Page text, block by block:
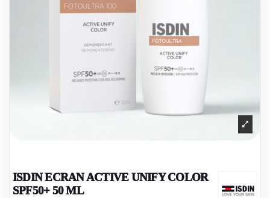
ISDIN ECRAN ACTIVE UNIFY COLOR
SPF50+ 50 ML